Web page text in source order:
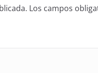
Los campos